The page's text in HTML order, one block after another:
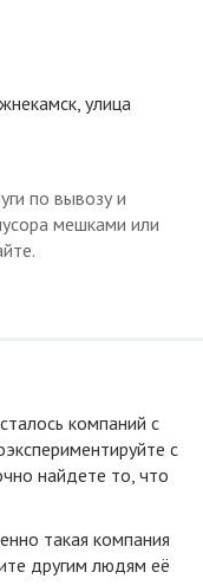
улица
по вывозу и
мешками или
компаний с
с
найдете то, что
такая компания
другим людям её